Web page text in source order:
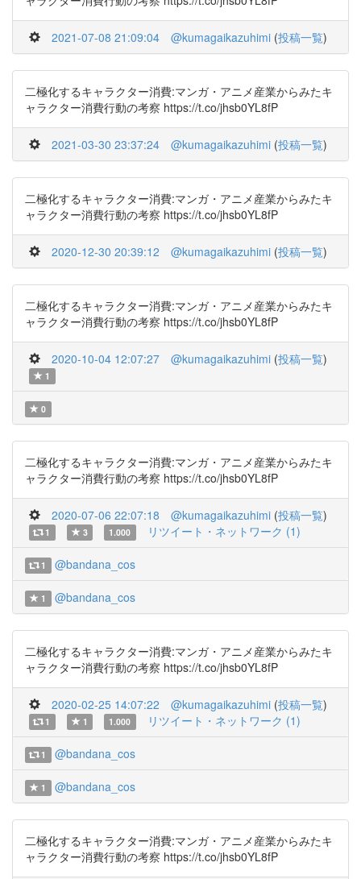
2021-07-08 21:09:04 @kumagaikazuhimi (投稿一覧)
二極化するキャラクター消費:マンガ・アニメ産業からみたキ
ャラクター消費行動の考察 https://t.co/jhsb0YL8fP
2021-03-30 23:37:24 @kumagaikazuhimi (投稿一覧)
二極化するキャラクター消費:マンガ・アニメ産業からみたキ
ャラクター消費行動の考察 https://t.co/jhsb0YL8fP
2020-12-30 20:39:12 @kumagaikazuhimi (投稿一覧)
二極化するキャラクター消費:マンガ・アニメ産業からみたキ
ャラクター消費行動の考察 https://t.co/jhsb0YL8fP
2020-10-04 12:07:27 @kumagaikazuhimi (投稿一覧)
1
0
二極化するキャラクター消費:マンガ・アニメ産業からみたキ
ャラクター消費行動の考察 https://t.co/jhsb0YL8fP
2020-07-06 22:07:18 @kumagaikazuhimi (投稿一覧)
1 3 1.000 リツイート・ネットワーク (1)
1 @bandana_cos
1 @bandana_cos
二極化するキャラクター消費:マンガ・アニメ産業からみたキ
ャラクター消費行動の考察 https://t.co/jhsb0YL8fP
2020-02-25 14:07:22 @kumagaikazuhimi (投稿一覧)
1 1 1.000 リツイート・ネットワーク (1)
1 @bandana_cos
1 @bandana_cos
二極化するキャラクター消費:マンガ・アニメ産業からみたキ
ャラクター消費行動の考察 https://t.co/jhsb0YL8fP